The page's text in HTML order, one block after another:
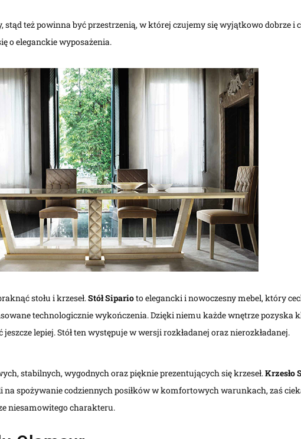
stąd też powinna być przestrzenią, w której czujemy się wyjątkowo dobrze i
o eleganckie wyposażenia.
stołu i krzeseł.Stół Siparioto elegancki i nowoczesny mebel, który
technologicznie wykończenia. Dzięki niemu każde wnętrze pozyska
lepiej. Stół ten występuje w wersji rozkładanej oraz nierozkładanej.
stabilnych, wygodnych oraz pięknie prezentujących się krzeseł.Krzesło
spożywanie codziennych posiłków w komfortowych warunkach, zaś
niesamowitego charakteru.